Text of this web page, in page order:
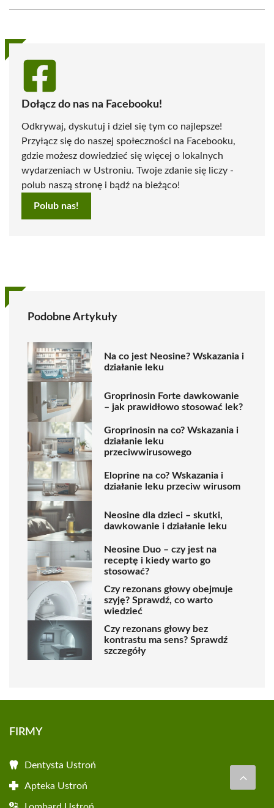
(Twitter)
Dołącz do nas na Facebooku!
Odkrywaj, dyskutuj i dziel się tym co najlepsze!
Przyłącz się do naszej społeczności na Facebooku,
gdzie możesz dowiedzieć się więcej o lokalnych
wydarzeniach w Ustroniu. Twoje zdanie się liczy -
polub naszą stronę i bądź na bieżąco!
Polub nas!
Podobne Artykuły
Na co jest Neosine? Wskazania i
działanie leku
Groprinosin Forte dawkowanie
– jak prawidłowo stosować lek?
Groprinosin na co? Wskazania i
działanie leku
przeciwwirusowego
Eloprine na co? Wskazania i
działanie leku przeciw wirusom
Neosine dla dzieci – skutki,
dawkowanie i działanie leku
Neosine Duo – czy jest na
receptę i kiedy warto go
stosować?
Czy rezonans głowy obejmuje
szyję? Sprawdź, co warto
wiedzieć
Czy rezonans głowy bez
kontrastu ma sens? Sprawdź
szczegóły
FIRMY
Dentysta Ustroń
Apteka Ustroń